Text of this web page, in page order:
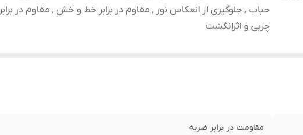
حباب , جلوگیری از انعکاس نور , مقاوم در برابر خط و خش , مقاوم در برابر
چربی و اثرانگشت
مقاومت در برابر ضربه